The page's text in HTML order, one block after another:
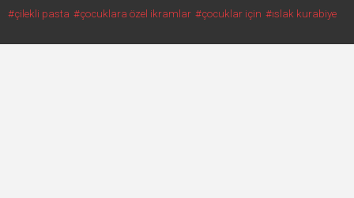
çilekli pasta çocuklara özel ikramlar çocuklar için ıslak kurabiye